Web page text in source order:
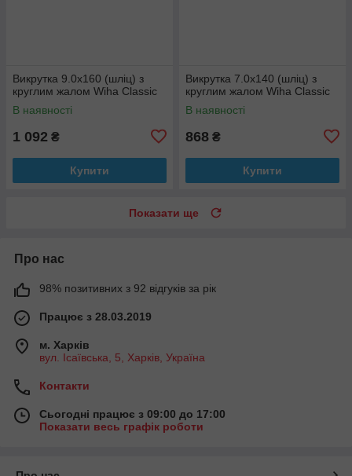
Викрутка 9.0х160 (шліц) з
круглим жалом Wiha Classic
В наявності
1 092 ₴
Купити
Викрутка 7.0х140 (шліц) з
круглим жалом Wiha Classic
В наявності
868 ₴
Купити
Показати ще
Про нас
98% позитивних з 92 відгуків за рік
Працює з 28.03.2019
м. Харків
вул. Ісаївська, 5, Харків, Україна
Контакти
Сьогодні працює з 09:00 до 17:00
Показати весь графік роботи